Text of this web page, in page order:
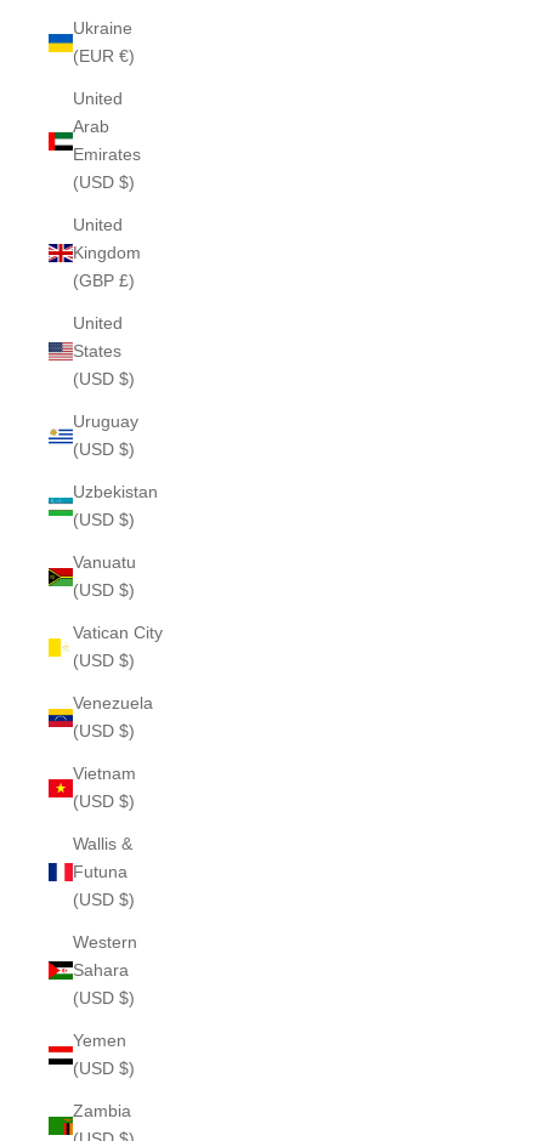
Ukraine
(EUR €)
United
Arab
Emirates
(USD $)
United
Kingdom
(GBP £)
United
States
(USD $)
Uruguay
(USD $)
Uzbekistan
(USD $)
Vanuatu
(USD $)
Vatican City
(USD $)
Venezuela
(USD $)
Vietnam
(USD $)
Wallis &
Futuna
(USD $)
Western
Sahara
(USD $)
Yemen
(USD $)
Zambia